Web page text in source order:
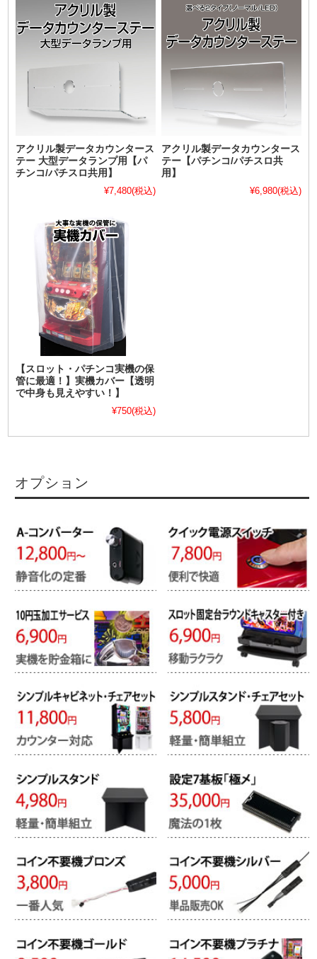
アクリル製データカウンタース
テー 大型データランプ用【パ
チンコ/パチスロ共用】
¥7,480(税込)
アクリル製データカウンタース
テー【パチンコ/パチスロ共
用】
¥6,980(税込)
【スロット・パチンコ実機の保
管に最適！】実機カバー【透明
で中身も見えやすい！】
¥750(税込)
オプション